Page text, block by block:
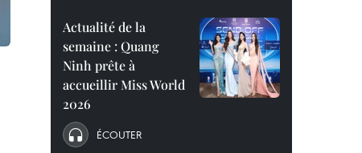
Actualité de la
semaine : Quang
Ninh prête à
accueillir Miss World
2026
ÉCOUTER